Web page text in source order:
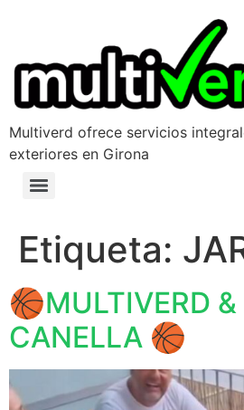
Multiverd ofrece servicios
exteriores en Girona
Etiqueta:
🏀MULTIVERD
CANELLA 🏀